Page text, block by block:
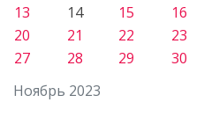
Ноябрь 2023
13
14 15 16
20
21 22 23
27
28 29 30